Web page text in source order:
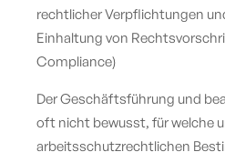
rechtlicher Verpflichtungen
Einhaltung von
Compliance)
Der Geschäftsführung und
oft nicht bewusst, für welche
arbeitsschutzrechtlichen